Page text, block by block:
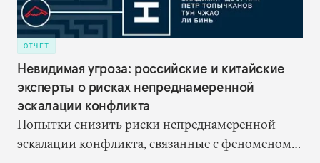
ОТЧЕТ
Невидимая угроза: российские и китайские
эксперты о рисках непреднамеренной
эскалации конфликта
Попытки снизить риски непреднамеренной
эскалации конфликта, связанные с феноменом